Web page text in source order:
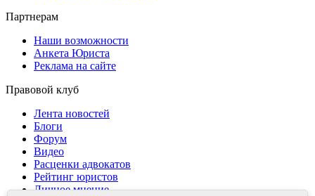
Партнерам
Наши возможности
Анкета Юриста
Реклама на сайте
Правовой клуб
Лента новостей
Блоги
Форум
Видео
Расценки адвокатов
Рейтинг юристов
Личное мнение